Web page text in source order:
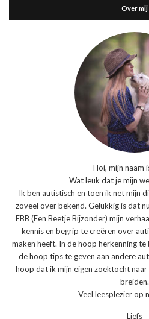
Over mij
Hoi, mijn naam
Wat leuk dat je mijn
Ik ben autistisch en toen ik net mijn
zoveel over bekend. Gelukkig is dat
EBB (Een Beetje Bijzonder) mijn
kennis en begrip te creëren over
maken heeft. In de hoop herkenning
de hoop tips te geven aan andere
hoop dat ik mijn eigen zoektocht
breiden.
Veel leesplezier op
Liefs